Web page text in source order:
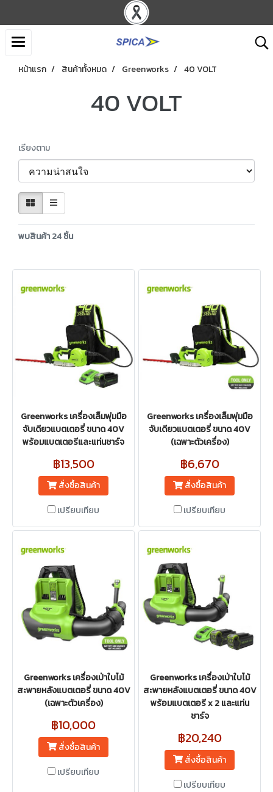
หน้าแรก สินค้าทั้งหมด Greenworks 40 VOLT
40 VOLT
เรียงตาม
พบสินค้า 24 ชิ้น
Greenworks เครื่องเล็มพุ่มมือ
จับเดียวแบตเตอรี่ ขนาด 40V
พร้อมแบตเตอรีและแท่นชาร์จ
฿13,500
สั่งซื้อสินค้า
เปรียบเทียบ
Greenworks เครื่องเล็มพุ่มมือ
จับเดียวแบตเตอรี่ ขนาด 40V
(เฉพาะตัวเครื่อง)
฿6,670
สั่งซื้อสินค้า
เปรียบเทียบ
Greenworks เครื่องเป่าใบไม้
สะพายหลังแบตเตอรี่ ขนาด 40V
(เฉพาะตัวเครื่อง)
฿10,000
สั่งซื้อสินค้า
เปรียบเทียบ
Greenworks เครื่องเป่าใบไม้
สะพายหลังแบตเตอรี่ ขนาด 40V
พร้อมแบตเตอรี x 2 และแท่น
ชาร์จ
฿20,240
สั่งซื้อสินค้า
เปรียบเทียบ